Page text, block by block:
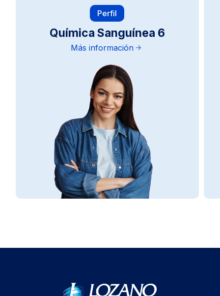
Perfil
Química Sanguínea 6
Más información